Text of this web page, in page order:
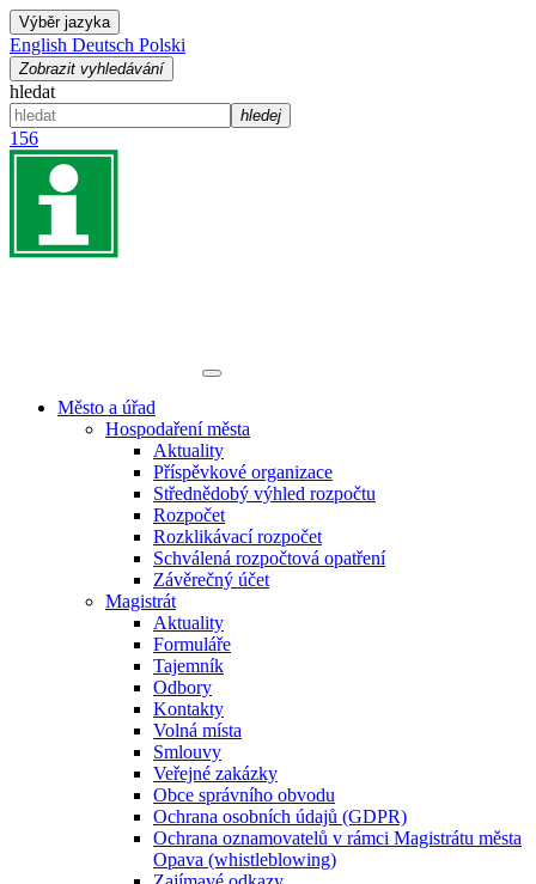
Výběr jazyka
English Deutsch Polski
Zobrazit vyhledávání
hledat
hledej
156
Město a úřad
Hospodaření města
Aktuality
Příspěvkové organizace
Střednědobý výhled rozpočtu
Rozpočet
Rozklikávací rozpočet
Schválená rozpočtová opatření
Závěrečný účet
Magistrát
Aktuality
Formuláře
Tajemník
Odbory
Kontakty
Volná místa
Smlouvy
Veřejné zakázky
Obce správního obvodu
Ochrana osobních údajů (GDPR)
Ochrana oznamovatelů v rámci Magistrátu města
Opava (whistleblowing)